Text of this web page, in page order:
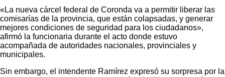
«La nueva cárcel federal de Coronda va a permitir liberar las
comisarías de la provincia, que están colapsadas, y generar
mejores condiciones de seguridad para los ciudadanos»,
afirmó la funcionaria durante el acto donde estuvo
acompañada de autoridades nacionales, provinciales y
municipales.
Sin embargo, el intendente Ramírez expresó su sorpresa por la